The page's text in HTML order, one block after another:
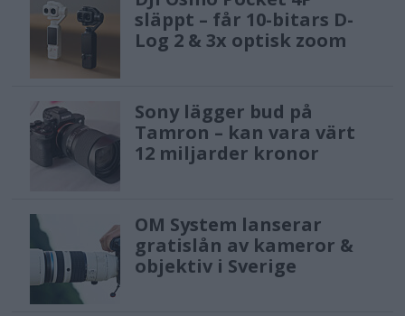
släppt – får 10-bitars D-
Log 2 & 3x optisk zoom
Sony lägger bud på
Tamron – kan vara värt
12 miljarder kronor
OM System lanserar
gratislån av kameror &
objektiv i Sverige